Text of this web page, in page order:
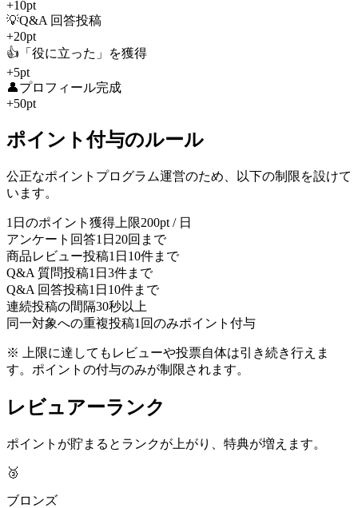
+10pt
💡Q&A 回答投稿
+20pt
👍 「役に立った」を獲得
+5pt
👤プロフィール完成
+50pt
ポイント付与のルール
公正なポイントプログラム運営のため、以下の制限を設けて
います。
1日のポイント獲得上限200pt / 日
アンケート回答1日20回まで
商品レビュー投稿1日10件まで
Q&A 質問投稿1日3件まで
Q&A 回答投稿1日10件まで
連続投稿の間隔30秒以上
同一対象への重複投稿1回のみポイント付与
※ 上限に達してもレビューや投票自体は引き続き行えま
す。ポイントの付与のみが制限されます。
レビュアーランク
ポイントが貯まるとランクが上がり、特典が増えます。
🥉
ブロンズ